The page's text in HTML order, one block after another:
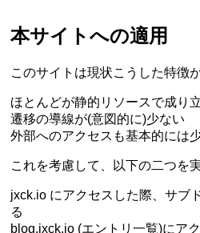
本サイトへの適用
このサイトは現状こうした特徴
ほとんどが静的リソースで成り
遷移の導線が(意図的に)少ない
外部へのアクセスも基本的には
これを考慮して、以下の二つを
jxck.io にアクセスした際、サブ
る
blog.jxck.io (エントリ一覧)にア